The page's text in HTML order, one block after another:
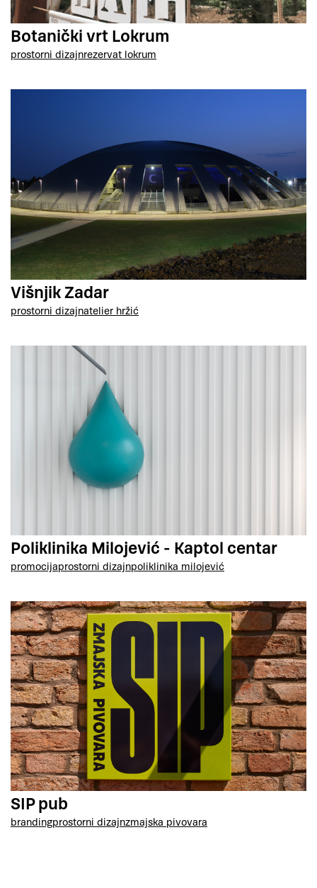
Botanički vrt Lokrum
prostorni dizajnrezervat lokrum
Višnjik Zadar
prostorni dizajnatelier hržić
Poliklinika Milojević - Kaptol centar
promocijaprostorni dizajnpoliklinika milojević
SIP pub
brandingprostorni dizajnzmajska pivovara